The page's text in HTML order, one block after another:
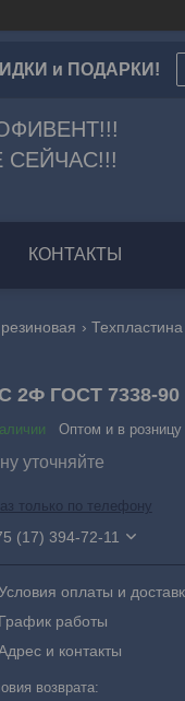
и ПОДАРКИ!
КОНТАКТЫ
2Ф ГОСТ 7338-90
Оптом и в розницу
уточняйте
только по телефону
(17) 394-72-11
оплаты и
График работы
и контакты